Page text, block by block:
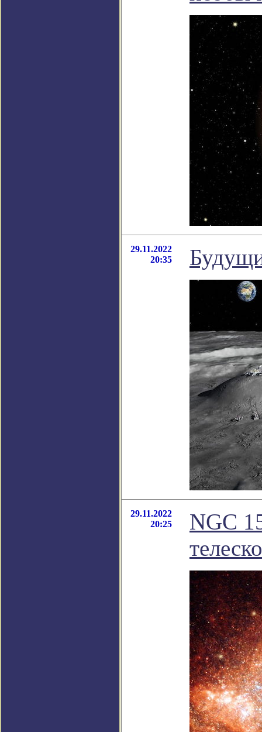
29.11.2022
20:35
29.11.2022
20:25
NGC